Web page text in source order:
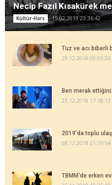
Necip Fazıl Kısakürek
Kültür-Hars 15.02.2019 23:36:42
Tuz ve acı biberli
29.12.2018 00:06:26
Ben merak
23.12.2018 17:18:13
2019'da toplu
08.12.2018 21:35:54
TBMM'de erken